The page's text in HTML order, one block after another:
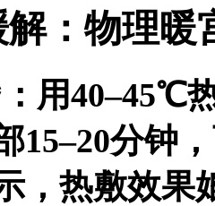
：物理暖
用40–45℃
15–20分钟
，热敷效果